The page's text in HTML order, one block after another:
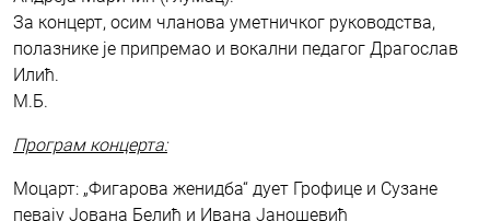
За концерт, осим чланова уметничког руководства,
полазнике је припремао и вокални педагог Драгослав
Илић.
М.Б.
Програм концерта:
Моцарт: „Фигарова женидба“ дует Грофице и Сузане
певају Јована Белић и Ивана Јаношевић